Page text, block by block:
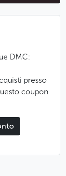
DMC:
presso
coupon